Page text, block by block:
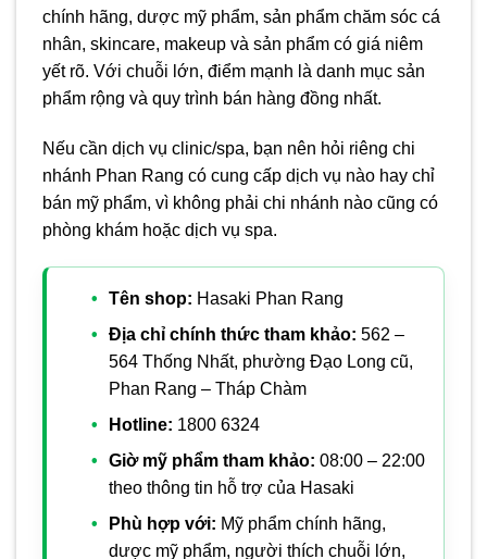
chính hãng, dược mỹ phẩm, sản phẩm chăm sóc cá
nhân, skincare, makeup và sản phẩm có giá niêm
yết rõ. Với chuỗi lớn, điểm mạnh là danh mục sản
phẩm rộng và quy trình bán hàng đồng nhất.
Nếu cần dịch vụ clinic/spa, bạn nên hỏi riêng chi
nhánh Phan Rang có cung cấp dịch vụ nào hay chỉ
bán mỹ phẩm, vì không phải chi nhánh nào cũng có
phòng khám hoặc dịch vụ spa.
Tên shop: Hasaki Phan Rang
Địa chỉ chính thức tham khảo: 562 –
564 Thống Nhất, phường Đạo Long cũ,
Phan Rang – Tháp Chàm
Hotline: 1800 6324
Giờ mỹ phẩm tham khảo: 08:00 – 22:00
theo thông tin hỗ trợ của Hasaki
Phù hợp với: Mỹ phẩm chính hãng,
dược mỹ phẩm, người thích chuỗi lớn,